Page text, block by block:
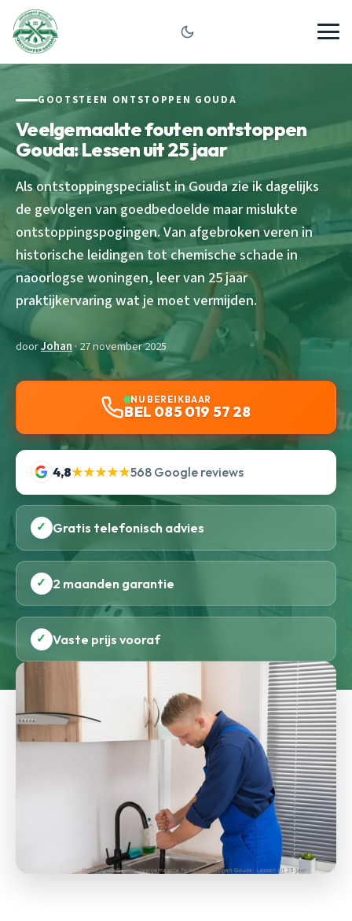
GOOTSTEEN ONTSTOPPEN GOUDA
Veelgemaakte fouten ontstoppen
Gouda: Lessen uit 25 jaar
Als ontstoppingspecialist in Gouda zie ik dagelijks
de gevolgen van goedbedoelde maar mislukte
ontstoppingspogingen. Van afgebroken veren in
historische leidingen tot chemische schade in
naoorlogse woningen, leer van 25 jaar
praktijkervaring wat je moet vermijden.
doorJohan· 27 november 2025
NU BEREIKBAAR
BEL 085 019 57 28
4,8★★★★★568 Google reviews
✓ Gratis telefonisch advies
✓ 2 maanden garantie
✓ Vaste prijs vooraf